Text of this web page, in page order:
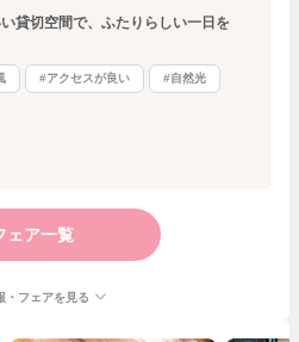
貸切空間で、ふたりらしい一日を
#アクセスが良い #自然光
ェア一覧
・フェアを見る